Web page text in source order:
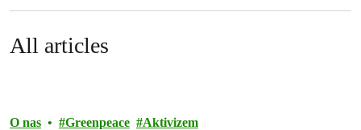
All articles
O nas Greenpeace Aktivizem